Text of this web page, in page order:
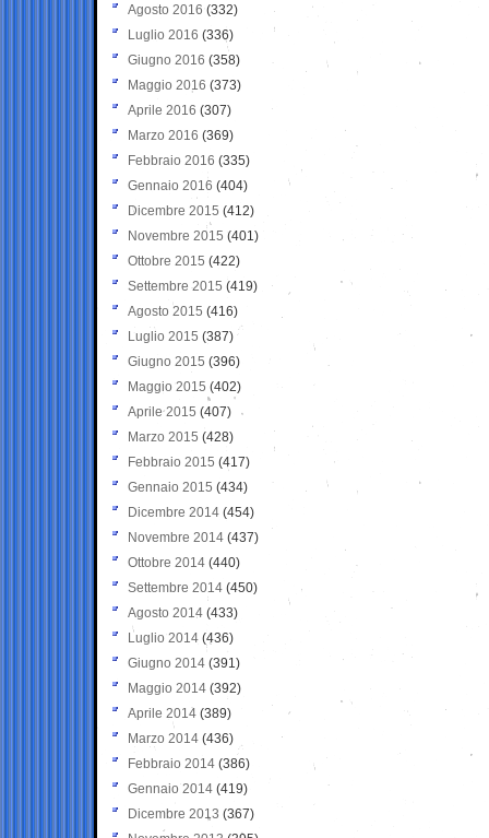
Agosto 2016 (332)
Luglio 2016 (336)
Giugno 2016 (358)
Maggio 2016 (373)
Aprile 2016 (307)
Marzo 2016 (369)
Febbraio 2016 (335)
Gennaio 2016 (404)
Dicembre 2015 (412)
Novembre 2015 (401)
Ottobre 2015 (422)
Settembre 2015 (419)
Agosto 2015 (416)
Luglio 2015 (387)
Giugno 2015 (396)
Maggio 2015 (402)
Aprile 2015 (407)
Marzo 2015 (428)
Febbraio 2015 (417)
Gennaio 2015 (434)
Dicembre 2014 (454)
Novembre 2014 (437)
Ottobre 2014 (440)
Settembre 2014 (450)
Agosto 2014 (433)
Luglio 2014 (436)
Giugno 2014 (391)
Maggio 2014 (392)
Aprile 2014 (389)
Marzo 2014 (436)
Febbraio 2014 (386)
Gennaio 2014 (419)
Dicembre 2013 (367)